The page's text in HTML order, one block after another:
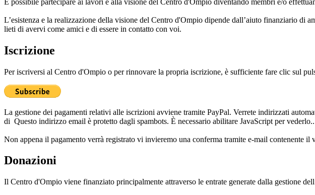
L’esistenza e la realizzazione della visione del Centro d'Ompio dipende dall’aiuto finanziario di
lieti di avervi come amici e di essere in contatto con voi.
Iscrizione
Per iscriversi al Centro d'Ompio o per rinnovare la propria iscrizione, è sufficiente fare clic sul
La gestione dei pagamenti relativi alle iscrizioni avviene tramite PayPal. Verrete indirizzati
di Questo indirizzo email è protetto dagli spambots. È necessario abilitare JavaScript per vederlo..
Non appena il pagamento verrà registrato vi invieremo una conferma tramite e-mail contenente il
Donazioni
Il Centro d'Ompio viene finanziato principalmente attraverso le entrate generate dalla gestione